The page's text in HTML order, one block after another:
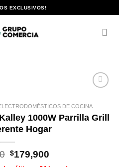
EXCLUSIVOS!
lista de
deseos
DE COCINA
1000W Parrilla Grill
Hogar
El
precio
$179,900